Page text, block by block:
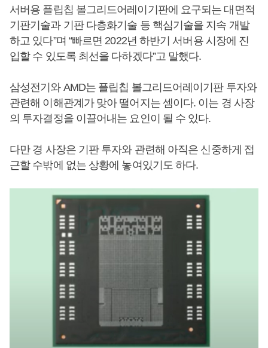
서버용 플립칩 볼그리드어레이기판에 요구되는 대면적
기판기술과 기판 다층화기술 등 핵심기술을 지속 개발
하고 있다”며 “빠르면 2022년 하반기 서버용 시장에 진
입할 수 있도록 최선을 다하겠다”고 말했다.
삼성전기와 AMD는 플립칩 볼그리드어레이기판 투자와
관련해 이해관계가 맞아 떨어지는 셈이다. 이는 경 사장
의 투자결정을 이끌어내는 요인이 될 수 있다.
다만 경 사장은 기판 투자와 관련해 아직은 신중하게 접
근할 수밖에 없는 상황에 놓여있기도 하다.